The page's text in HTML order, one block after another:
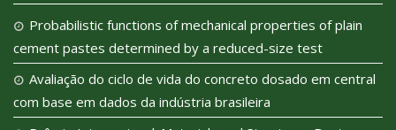
Probabilistic functions of mechanical properties of plain
cement pastes determined by a reduced-size test
Avaliação do ciclo de vida do concreto dosado em central
com base em dados da indústria brasileira